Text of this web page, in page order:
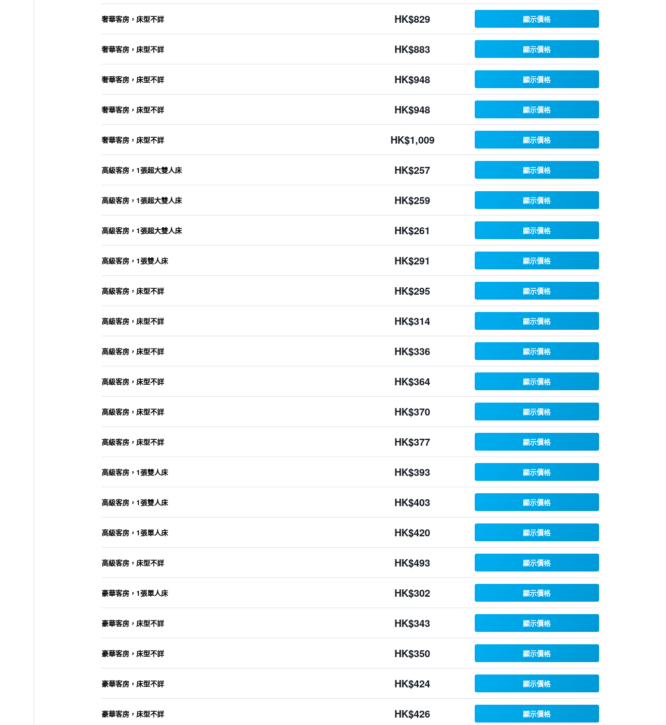
奢華客房，床型不詳 HK$829 顯示價格
奢華客房，床型不詳 HK$883 顯示價格
奢華客房，床型不詳 HK$948 顯示價格
奢華客房，床型不詳 HK$948 顯示價格
奢華客房，床型不詳 HK$1,009 顯示價格
高級客房，1張超大雙人床 HK$257 顯示價格
高級客房，1張超大雙人床 HK$259 顯示價格
高級客房，1張超大雙人床 HK$261 顯示價格
高級客房，1張雙人床 HK$291 顯示價格
高級客房，床型不詳 HK$295 顯示價格
高級客房，床型不詳 HK$314 顯示價格
高級客房，床型不詳 HK$336 顯示價格
高級客房，床型不詳 HK$364 顯示價格
高級客房，床型不詳 HK$370 顯示價格
高級客房，床型不詳 HK$377 顯示價格
高級客房，1張雙人床 HK$393 顯示價格
高級客房，1張雙人床 HK$403 顯示價格
高級客房，1張單人床 HK$420 顯示價格
高級客房，床型不詳 HK$493 顯示價格
豪華客房，1張單人床 HK$302 顯示價格
豪華客房，床型不詳 HK$343 顯示價格
豪華客房，床型不詳 HK$350 顯示價格
豪華客房，床型不詳 HK$424 顯示價格
豪華客房，床型不詳 HK$426 顯示價格